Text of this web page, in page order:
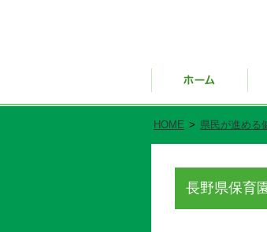
HOME > 県民が進める
長野県保育